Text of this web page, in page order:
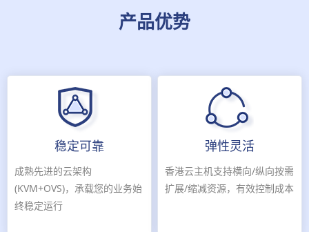
产品优势
稳定可靠
成熟先进的云架构
(KVM+OVS)，承载您的业务始
终稳定运行
弹性灵活
香港云主机支持横向/纵向按需
扩展/缩减资源，有效控制成本